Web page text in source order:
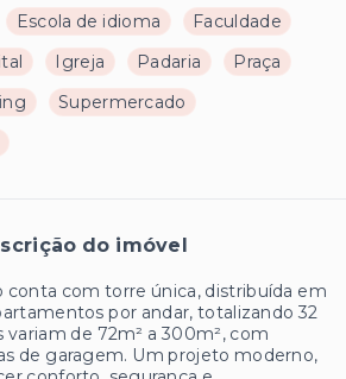
Escola de idioma
Faculdade
Igreja Padaria
Praça
Supermercado
do imóvel
com torre única, distribuída em
por andar, totalizando 32
variam de 72m² a 300m², com
de garagem. Um projeto moderno,